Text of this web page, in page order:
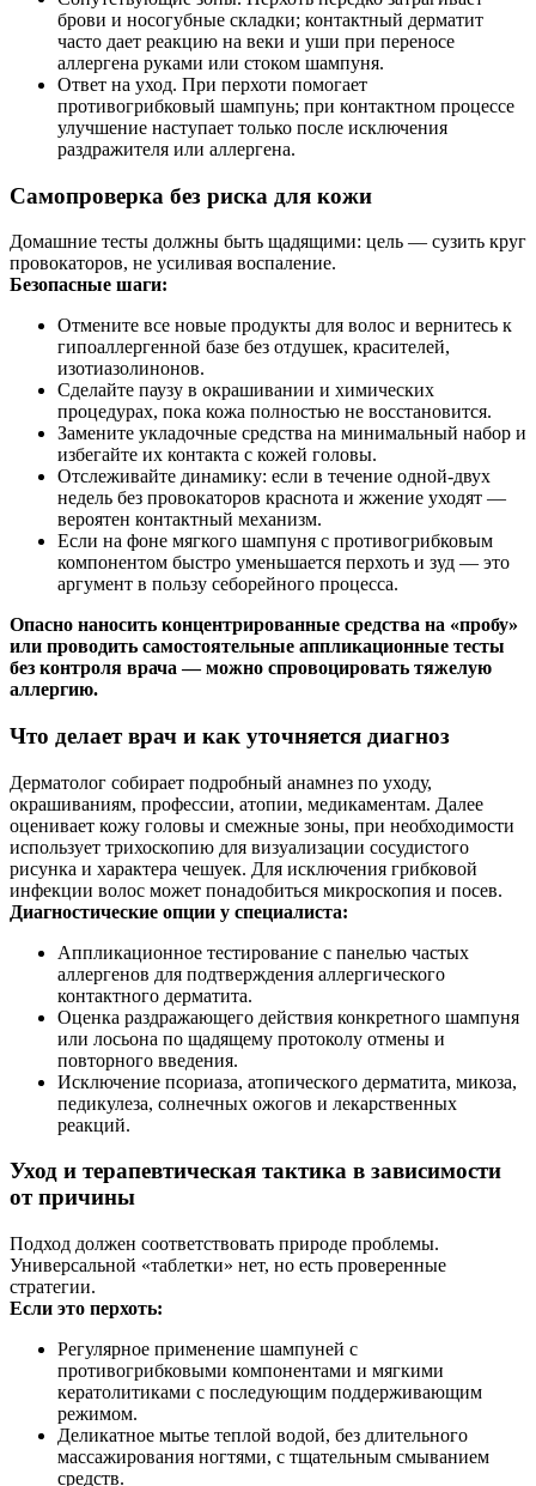
брови и носогубные складки; контактный дерматит
часто дает реакцию на веки и уши при переносе
аллергена руками или стоком шампуня.
Ответ на уход. При перхоти помогает
противогрибковый шампунь; при контактном процессе
улучшение наступает только после исключения
раздражителя или аллергена.
Самопроверка без риска для кожи
Домашние тесты должны быть щадящими: цель — сузить круг
провокаторов, не усиливая воспаление.
Безопасные шаги:
Отмените все новые продукты для волос и вернитесь к
гипоаллергенной базе без отдушек, красителей,
изотиазолинонов.
Сделайте паузу в окрашивании и химических
процедурах, пока кожа полностью не восстановится.
Замените укладочные средства на минимальный набор и
избегайте их контакта с кожей головы.
Отслеживайте динамику: если в течение одной‑двух
недель без провокаторов краснота и жжение уходят —
вероятен контактный механизм.
Если на фоне мягкого шампуня с противогрибковым
компонентом быстро уменьшается перхоть и зуд — это
аргумент в пользу себорейного процесса.
Опасно наносить концентрированные средства на «пробу»
или проводить самостоятельные аппликационные тесты
без контроля врача — можно спровоцировать тяжелую
аллергию.
Что делает врач и как уточняется диагноз
Дерматолог собирает подробный анамнез по уходу,
окрашиваниям, профессии, атопии, медикаментам. Далее
оценивает кожу головы и смежные зоны, при необходимости
использует трихоскопию для визуализации сосудистого
рисунка и характера чешуек. Для исключения грибковой
инфекции волос может понадобиться микроскопия и посев.
Диагностические опции у специалиста:
Аппликационное тестирование с панелью частых
аллергенов для подтверждения аллергического
контактного дерматита.
Оценка раздражающего действия конкретного шампуня
или лосьона по щадящему протоколу отмены и
повторного введения.
Исключение псориаза, атопического дерматита, микоза,
педикулеза, солнечных ожогов и лекарственных
реакций.
Уход и терапевтическая тактика в зависимости
от причины
Подход должен соответствовать природе проблемы.
Универсальной «таблетки» нет, но есть проверенные
стратегии.
Если это перхоть:
Регулярное применение шампуней с
противогрибковыми компонентами и мягкими
кератолитиками с последующим поддерживающим
режимом.
Деликатное мытье теплой водой, без длительного
массажирования ногтями, с тщательным смыванием
средств.